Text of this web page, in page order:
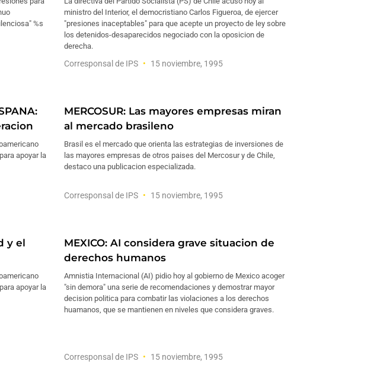
%s
ministro del Interior, el democristiano Carlos Figueroa, de ejercer
"presiones inaceptables" para que acepte un proyecto de ley sobre
los detenidos-desaparecidos negociado con la oposicion de
derecha.
Corresponsal de IPS 15 noviembre, 1995
apoyar la
MERCOSUR: Las mayores empresas miran
al mercado brasileno
Brasil es el mercado que orienta las estrategias de inversiones de
las mayores empresas de otros paises del Mercosur y de Chile,
destaco una publicacion especializada.
Corresponsal de IPS 15 noviembre, 1995
y el
apoyar la
MEXICO: AI considera grave situacion de
derechos humanos
Amnistia Internacional (AI) pidio hoy al gobierno de Mexico acoger
"sin demora" una serie de recomendaciones y demostrar mayor
decision politica para combatir las violaciones a los derechos
huamanos, que se mantienen en niveles que considera graves.
Corresponsal de IPS 15 noviembre, 1995